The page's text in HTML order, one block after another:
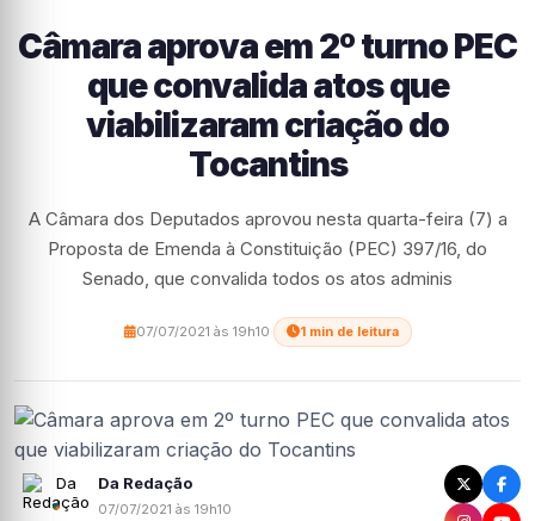
Câmara aprova em 2º turno PEC
que convalida atos que
viabilizaram criação do
Tocantins
A Câmara dos Deputados aprovou nesta quarta-feira (7) a
Proposta de Emenda à Constituição (PEC) 397/16, do
Senado, que convalida todos os atos adminis
07/07/2021 às 19h10 1 min de leitura
Da Redação
07/07/2021 às 19h10